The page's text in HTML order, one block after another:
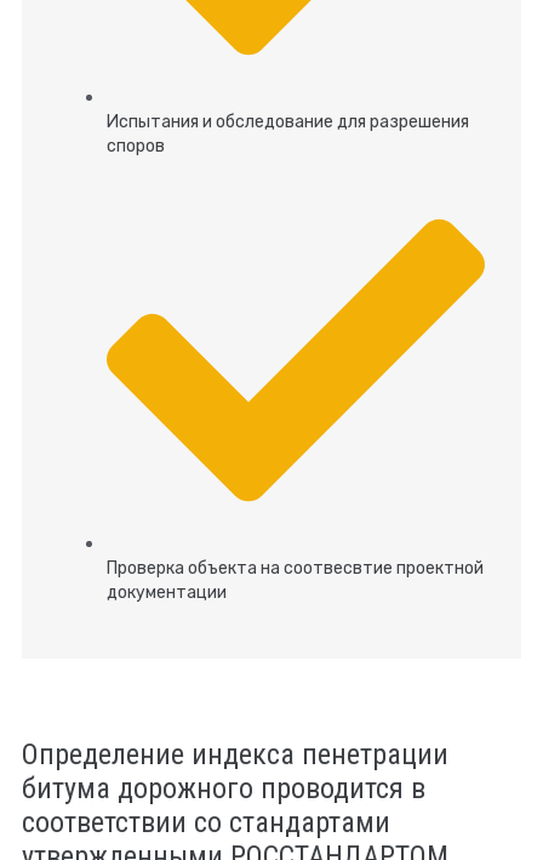
Испытания и обследование для разрешения
споров
Проверка объекта на соотвесвтие проектной
документации
Определение индекса пенетрации
битума дорожного проводится в
соответствии со стандартами